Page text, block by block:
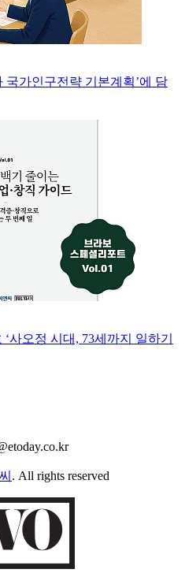
국가인구전략 기본계획’에 담
사오정 시대, 73세까지 일하기
. All rights reserved